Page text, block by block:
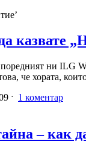
казвате
ни ILG
че хората,
ˑ 1 коментар
– как